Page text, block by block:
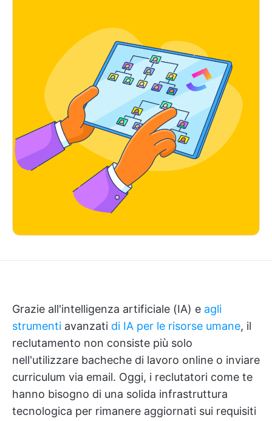
Grazie all'intelligenza artificiale (IA) e agli
strumenti avanzati di IA per le risorse umane, il
reclutamento non consiste più solo
nell'utilizzare bacheche di lavoro online o inviare
curriculum via email. Oggi, i reclutatori come te
hanno bisogno di una solida infrastruttura
tecnologica per rimanere aggiornati sui requisiti